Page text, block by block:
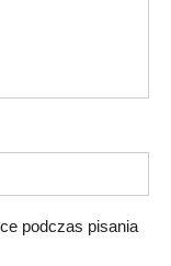
podczas pisania